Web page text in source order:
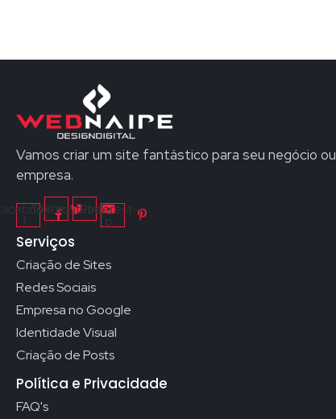
Vamos criar um site fantástico para seu negócio ou
empresa.
TwitterYoutubePinterest-
Serviços
Criação de Sites
Redes Sociais
Empresa no Google
Identidade Visual
Criação de Posts
Política e Privacidade
FAQ's